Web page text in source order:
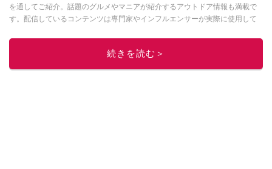
を通してご紹介。話題のグルメやマニアが紹介するアウトドア情報も満載で
す。配信しているコンテンツは専門家やインフルエンサーが実際に使用して
ニュースでフォロー
続きを読む＞